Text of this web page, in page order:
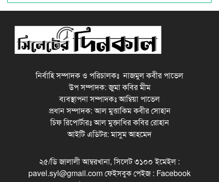
নির্বাহি সম্পাদক ও পরিচালকঃ নাজমুল কবীর পাভেল
উপ সম্পাদক: জুমা কবির মীম
ব্যবস্থাপনা সম্পাদকঃ আম্বিয়া পাভেল
প্রধান সম্পাদক: আল মুত্তাকিম কবীর সোহান
চিফ রিপোর্টারঃ আল মুক্তাধির কবির রোহান
আইটি এডিটর: মাসুম আহমেদ
২৫/ডি জালালী আম্বরখানা, সিলেট ৩১০০ ইমেইল :
pavel.syl@gmail.com ফেইসবুক পেইজ : Facebook